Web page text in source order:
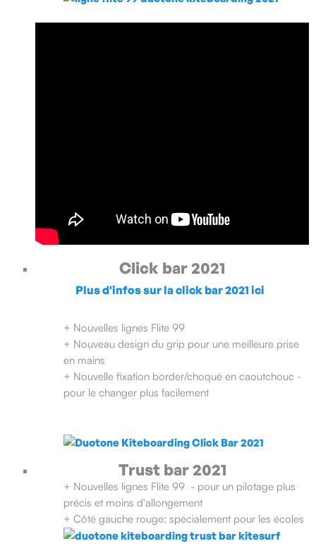
Click bar 2021
Plus d'infos sur la click bar 2021 ici
+ Nouvelles lignes Flite 99
+ Nouveau design du grip pour une meilleure prise
en mains
+ Nouvelle fixation border/choqué en caoutchouc -
pour le changer plus facilement
Trust bar 2021
+ Nouvelles lignes Flite 99 - pour un pilotage plus
précis et moins d'allongement
+ Côté gauche rouge: spécialement pour les écoles